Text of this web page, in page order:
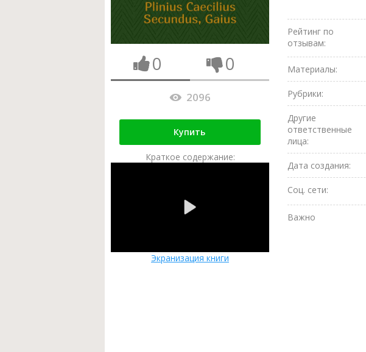
0 0
2096
Купить
Краткое содержание:
Экранизация книги
Рейтинг по
отзывам:
Материалы:
Рубрики:
Другие
ответственные
лица:
Дата создания:
Соц. сети:
Важно